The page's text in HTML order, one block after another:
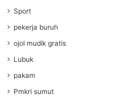
Sport
pekerja buruh
ojol mudik gratis
Lubuk
pakam
Pmkri sumut